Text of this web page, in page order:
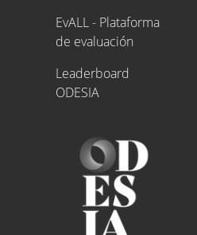
EvALL - Plataforma
de evaluación
Leaderboard
ODESIA